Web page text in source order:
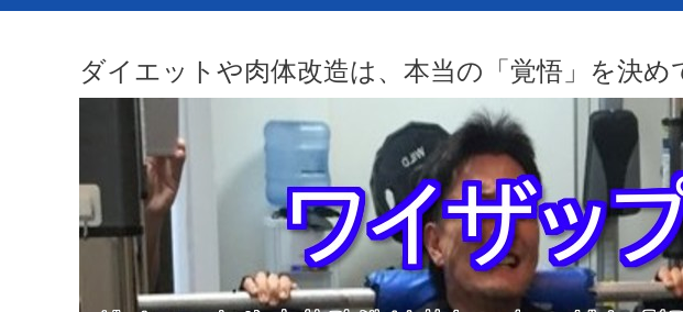
ダイエットや肉体改造は、本当の「覚悟」を決め